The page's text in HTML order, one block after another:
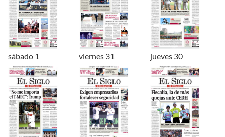
sábado 1 viernes 31 jueves 30